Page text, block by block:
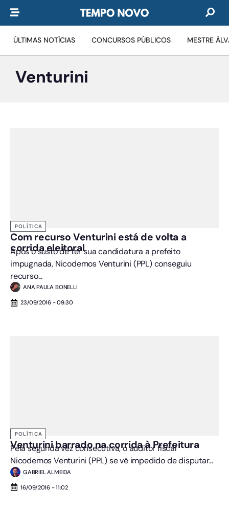
ÚLTIMAS NOTÍCIAS CONCURSOS PÚBLICOS MESTRE
Venturini
POLÍTICA
Com recurso Venturini está de volta a
corrida eleitoral
Após o susto de ter sua candidatura a prefeito
impugnada, Nicodemos Venturini (PPL) conseguiu
recurso...
ANA PAULA BONELLI
23/09/2016 - 09:30
POLÍTICA
Venturini barrado na corrida à Prefeitura
Pela segunda vez consecutiva, o auditor fiscal
Nicodemos Venturini (PPL) se vê impedido de disputar...
GABRIEL ALMEIDA
16/09/2016 - 11:02